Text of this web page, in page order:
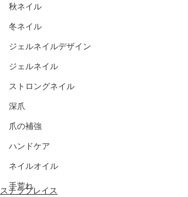
秋ネイル
冬ネイル
ジェルネイルデザイン
ジェルネイル
ストロングネイル
深爪
爪の補強
ハンドケア
ネイルオイル
手荒れ
ステラプレイス